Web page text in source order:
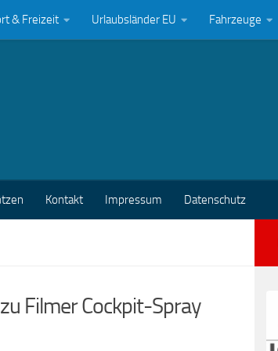
& Freizeit Urlaubsländer EU Fahrzeuge
Kontakt Impressum Datenschutz
Filmer Cockpit-Spray